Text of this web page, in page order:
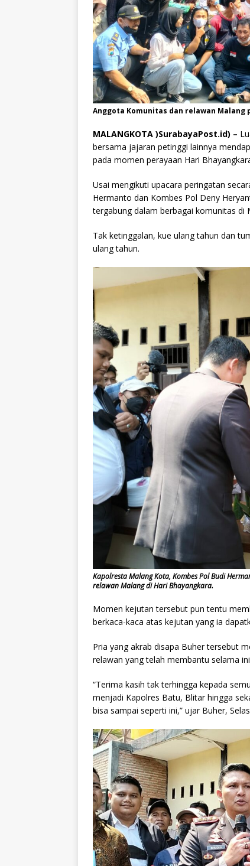
Anggota Komunitas dan relawan
MALANGKOTA )SurabayaPost.id) –
bersama jajaran petinggi lainnya
pada momen perayaan Hari
Usai mengikuti upacara peringatan
Hermanto dan Kombes Pol Deny
tergabung dalam berbagai komunitas di
Tak ketinggalan, kue ulang tahun dan
ulang tahun.
Kapolresta Malang Kota, Kombes Pol Budi
relawan Malang di Hari Bhayangkara.
Momen kejutan tersebut pun tentu
berkaca-kaca atas kejutan yang ia
Pria yang akrab disapa Buher tersebut
relawan yang telah membantu selama
“Terima kasih tak terhingga kepada
menjadi Kapolres Batu, Blitar hingga
bisa sampai seperti ini,” ujar Buher,